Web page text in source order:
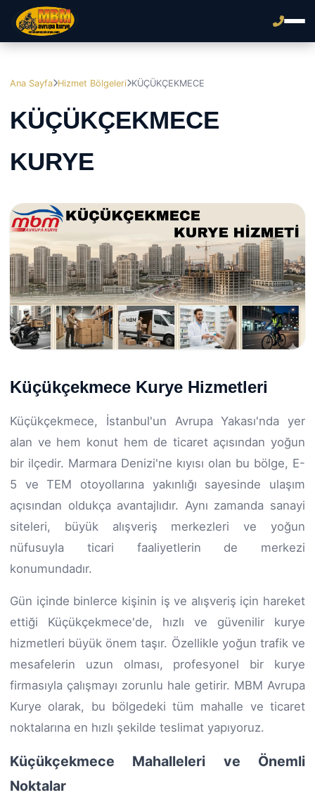
Ana Sayfa Hizmet Bölgeleri KÜÇÜKÇEKMECE
KÜÇÜKÇEKMECE
KURYE
Küçükçekmece Kurye Hizmetleri
Küçükçekmece, İstanbul'un Avrupa Yakası'nda yer
alan ve hem konut hem de ticaret açısından yoğun
bir ilçedir. Marmara Denizi'ne kıyısı olan bu bölge, E-
5 ve TEM otoyollarına yakınlığı sayesinde ulaşım
açısından oldukça avantajlıdır. Aynı zamanda sanayi
siteleri, büyük alışveriş merkezleri ve yoğun
nüfusuyla ticari faaliyetlerin de merkezi
konumundadır.
Gün içinde binlerce kişinin iş ve alışveriş için hareket
ettiği Küçükçekmece'de, hızlı ve güvenilir kurye
hizmetleri büyük önem taşır. Özellikle yoğun trafik ve
mesafelerin uzun olması, profesyonel bir kurye
firmasıyla çalışmayı zorunlu hale getirir. MBM Avrupa
Kurye olarak, bu bölgedeki tüm mahalle ve ticaret
noktalarına en hızlı şekilde teslimat yapıyoruz.
Küçükçekmece Mahalleleri ve Önemli
Noktalar